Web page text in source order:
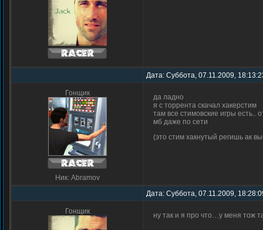
Дата: Суббота, 07.11.2009,
Гонщик
Ник: Abramov
да ладно
я с торрента скачал хакерстим
там все стимовские игры есть..
мб даже по сети
(это стим хакнутый регишь ак
Дата: Суббота, 07.11.2009,
Гонщик ну так и я про что…у меня тож